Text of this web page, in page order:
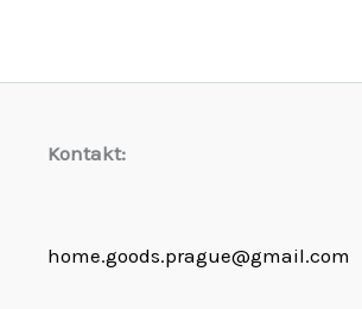
Kontakt:
home.goods.prague@gmail.com